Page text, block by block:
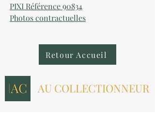
PIXI Référence 90834
Photos contractuelles
Retour Accueil
AU COLLECTIONNEUR